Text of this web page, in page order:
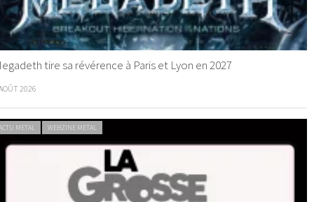
tire sa révérence à Paris et Lyon en 2027
2026
METAL WEBZINE METAL